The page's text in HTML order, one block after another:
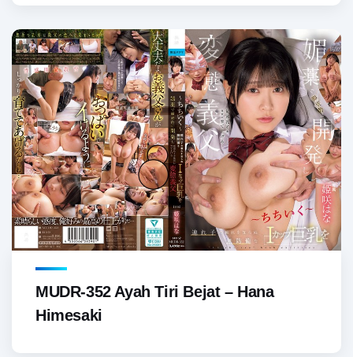
MUDR-352 Ayah Tiri Bejat – Hana
Himesaki